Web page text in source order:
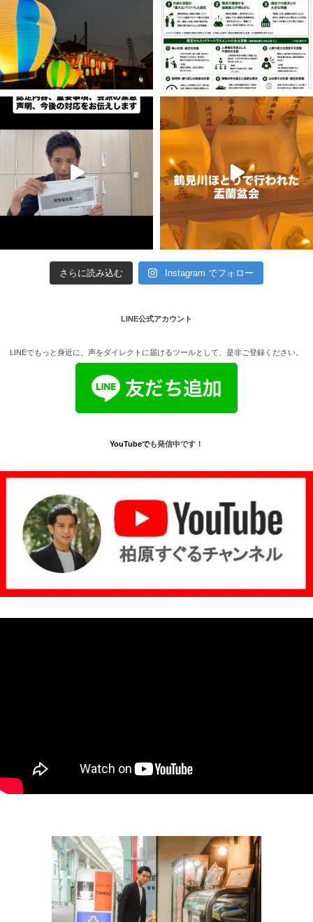
さらに読み込む Instagram でフォロー
LINE公式アカウント
LINEでもっと身近に。声をダイレクトに届けるツールとして、是非ご登録ください。
YouTubeでも発信中です！